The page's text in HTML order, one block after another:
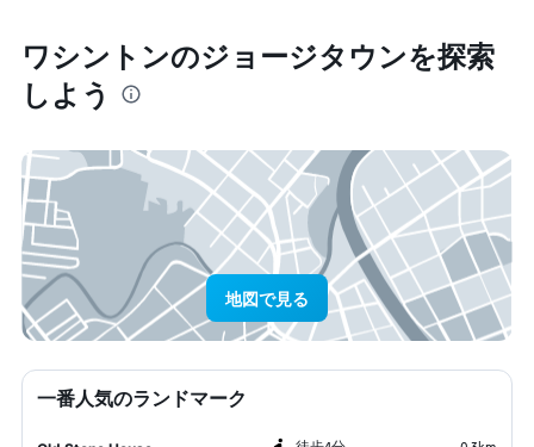
ワシントン​のジョージタウン​を探索
しよう
地図で見る
一番人気のランドマーク